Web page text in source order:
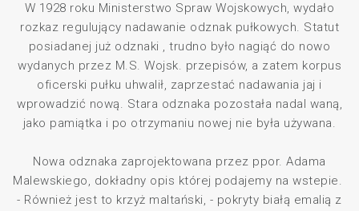
W 1928 roku Ministerstwo Spraw Wojskowych, wydało
rozkaz regulujący nadawanie odznak pułkowych. Statut
posiadanej już odznaki , trudno było nagiąć do nowo
wydanych przez M.S. Wojsk. przepisów, a zatem korpus
oficerski pułku uhwalił, zaprzestać nadawania jaj i
wprowadzić nową. Stara odznaka pozostała nadal waną,
jako pamiątka i po otrzymaniu nowej nie była używana.
Nowa odznaka zaprojektowana przez ppor. Adama
Malewskiego, dokładny opis której podajemy na wstepie.
- Również jest to krzyż maltański, - pokryty białą emalią z